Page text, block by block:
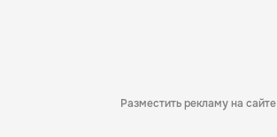
Разместить рекламу на сайте